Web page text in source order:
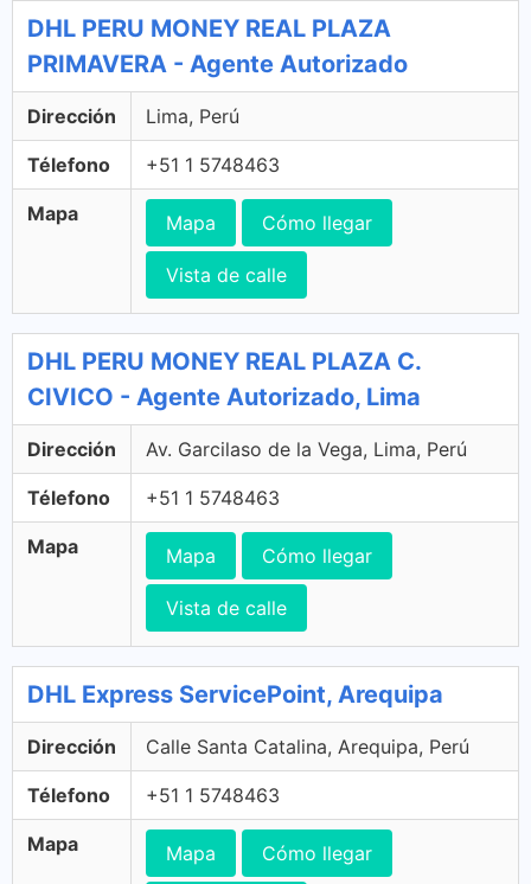
DHL PERU MONEY REAL PLAZA
PRIMAVERA - Agente Autorizado
Dirección Lima, Perú
Télefono +51 1 5748463
Mapa Mapa Cómo llegar
Vista de calle
DHL PERU MONEY REAL PLAZA C.
CIVICO - Agente Autorizado, Lima
Dirección Av. Garcilaso de la Vega, Lima, Perú
Télefono +51 1 5748463
Mapa Mapa Cómo llegar
Vista de calle
DHL Express ServicePoint, Arequipa
Dirección Calle Santa Catalina, Arequipa, Perú
Télefono +51 1 5748463
Mapa Mapa Cómo llegar